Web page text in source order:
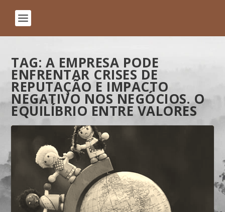
TAG: A EMPRESA PODE
ENFRENTAR CRISES DE
REPUTAÇÃO E IMPACTO
NEGATIVO NOS NEGÓCIOS. O
EQUILÍBRIO ENTRE VALORES